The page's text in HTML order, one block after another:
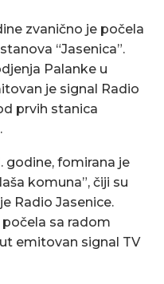
zvanično je počela
“Jasenica”.
Palanke u
je signal Radio
prvih stanica
godine, fomirana je
komuna”, čiji su
Radio Jasenice.
sa radom
emitovan signal TV